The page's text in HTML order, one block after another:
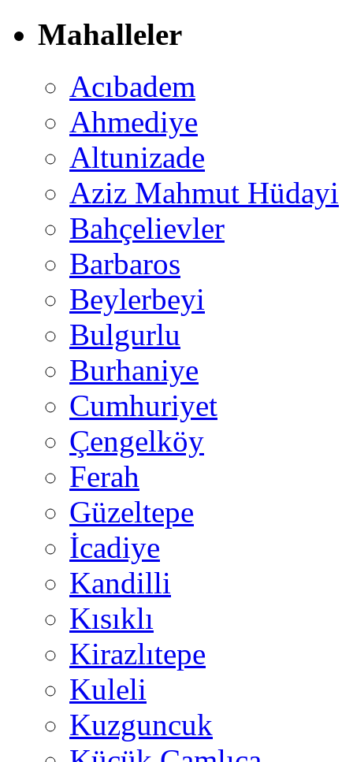
Mahalleler
Acıbadem
Ahmediye
Altunizade
Aziz Mahmut Hüdayi
Bahçelievler
Barbaros
Beylerbeyi
Bulgurlu
Burhaniye
Cumhuriyet
Çengelköy
Ferah
Güzeltepe
İcadiye
Kandilli
Kısıklı
Kirazlıtepe
Kuleli
Kuzguncuk